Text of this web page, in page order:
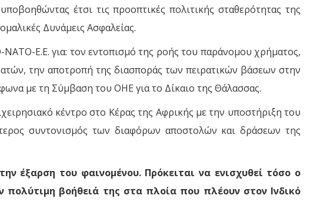
έτσι τις προοπτικές πολιτικής σταθερότητας της
Δυνάμεις Ασφαλείας.
ΝΑΤΟ-Ε.Ε. για: τον εντοπισμό της ροής του παράνομου χρήματος,
την αποτροπή της διασποράς των πειρατικών βάσεων στην
με τη Σύμβαση του ΟΗΕ για το Δίκαιο της Θάλασσας.
κέντρο στο Κέρας της Αφρικής με την υποστήριξη του
συντονισμός των διαφόρων αποστολών και δράσεων της
έξαρση του φαινομένου. Πρόκειται να ενισχυθεί τόσο ο
πολύτιμη βοήθειά της στα πλοία που πλέουν στον Ινδικό